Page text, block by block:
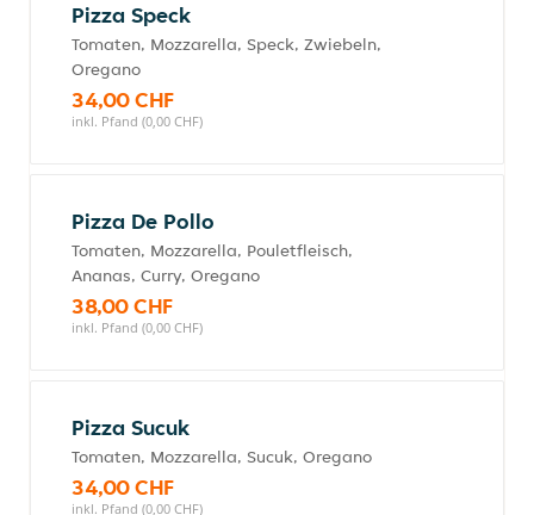
Pizza Speck
Tomaten, Mozzarella, Speck, Zwiebeln,
Oregano
34,00 CHF
inkl. Pfand (0,00 CHF)
Pizza De Pollo
Tomaten, Mozzarella, Pouletfleisch,
Ananas, Curry, Oregano
38,00 CHF
inkl. Pfand (0,00 CHF)
Pizza Sucuk
Tomaten, Mozzarella, Sucuk, Oregano
34,00 CHF
inkl. Pfand (0,00 CHF)